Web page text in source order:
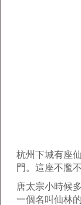
杭州下城有座
門。這座不尷
唐太宗小時候
一個名叫仙林